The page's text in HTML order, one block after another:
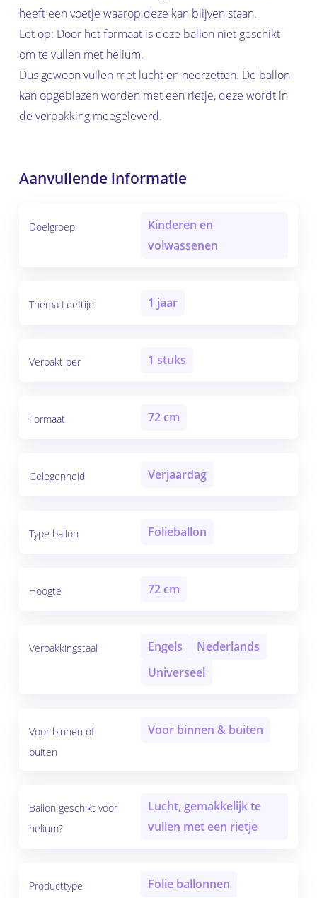
heeft een voetje waarop deze kan blijven staan.
Let op: Door het formaat is deze ballon niet geschikt
om te vullen met helium.
Dus gewoon vullen met lucht en neerzetten. De ballon
kan opgeblazen worden met een rietje, deze wordt in
de verpakking meegeleverd.
Aanvullende informatie
Doelgroep
Kinderen en
volwassenen
Thema Leeftijd 1 jaar
Verpakt per 1 stuks
Formaat 72 cm
Gelegenheid Verjaardag
Type ballon Folieballon
Hoogte 72 cm
Verpakkingstaal Engels
Nederlands
Universeel
Voor binnen of
buiten
Voor binnen & buiten
Ballon geschikt voor
helium?
Lucht, gemakkelijk te
vullen met een rietje
Producttype Folie ballonnen